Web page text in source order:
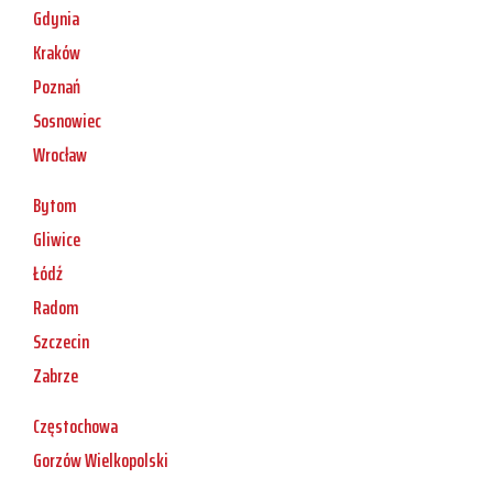
Gdynia
Kraków
Poznań
Sosnowiec
Wrocław
Bytom
Gliwice
Łódź
Radom
Szczecin
Zabrze
Częstochowa
Gorzów Wielkopolski